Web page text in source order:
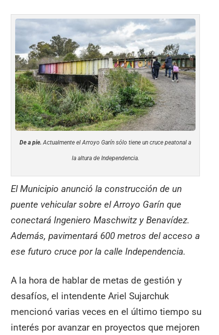
De a pie. Actualmente el Arroyo Garín sólo tiene un cruce peatonal a
la altura de Independencia.
El Municipio anunció la construcción de un
puente vehicular sobre el Arroyo Garín que
conectará Ingeniero Maschwitz y Benavídez.
Además, pavimentará 600 metros del acceso a
ese futuro cruce por la calle Independencia.
A la hora de hablar de metas de gestión y
desafíos, el intendente Ariel Sujarchuk
mencionó varias veces en el último tiempo su
interés por avanzar en proyectos que mejoren